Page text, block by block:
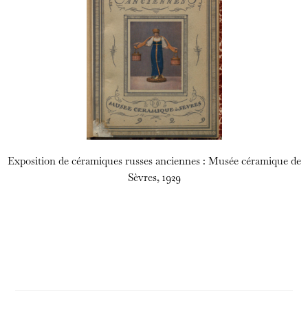
Exposition de céramiques russes anciennes : Musée céramique de
Sèvres, 1929